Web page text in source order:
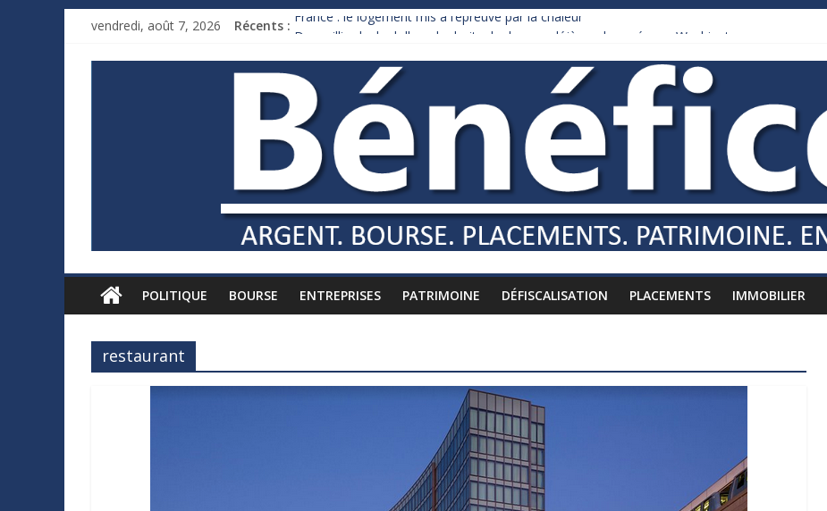
vendredi, août 7, 2026 Récents : France : le logement mis à l’épreuve par la chaleur
Royaume-Uni : Andy Burnham recule sur l’impôt
Xavier Niel, le milliardaire qui ne touche presque rien
Ruée des fortunes russes vers l’étranger
POLITIQUE BOURSE ENTREPRISES PATRIMOINE DÉFISCALISATION PLACEMENTS IMMOBILIER
restaurant